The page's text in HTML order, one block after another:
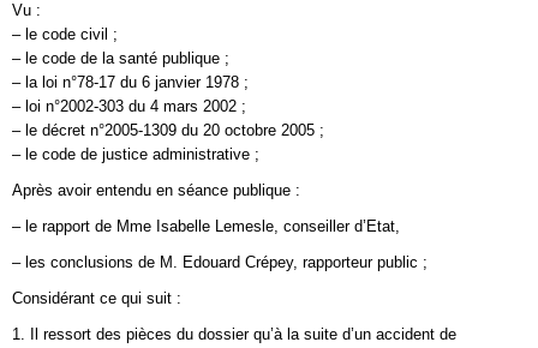
Vu :
– le code civil ;
– le code de la santé publique ;
– la loi n°78-17 du 6 janvier 1978 ;
– loi n°2002-303 du 4 mars 2002 ;
– le décret n°2005-1309 du 20 octobre 2005 ;
– le code de justice administrative ;
Après avoir entendu en séance publique :
– le rapport de Mme Isabelle Lemesle, conseiller d’Etat,
– les conclusions de M. Edouard Crépey, rapporteur public ;
Considérant ce qui suit :
1. Il ressort des pièces du dossier qu’à la suite d’un accident de